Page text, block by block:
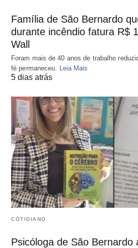
Família de São Bernardo
durante incêndio fatura R$
Wall
Foram mais de 40 anos de trabalho
fé permaneceu. Leia Mais
5 dias atrás
COTIDIANO
Psicóloga de São Bernardo